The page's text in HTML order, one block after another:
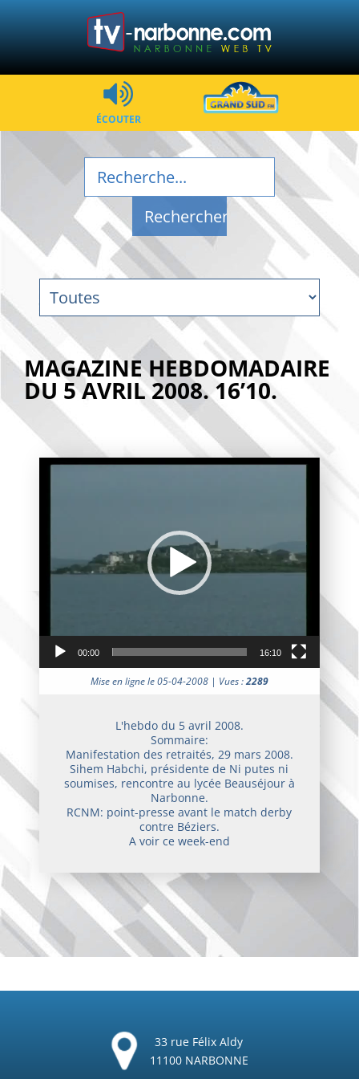
ÉCOUTER
MAGAZINE HEBDOMADAIRE
DU 5 AVRIL 2008. 16’10.
Lecteur
00:00 16:10
Mise en ligne le 05-04-2008 | Vues :2289
L'hebdo du 5 avril 2008.
Sommaire:
Manifestation des retraités, 29 mars 2008.
Sihem Habchi, présidente de Ni putes ni
soumises, rencontre au lycée Beauséjour à
Narbonne.
RCNM: point-presse avant le match derby
contre Béziers.
A voir ce week-end
33 rue Félix Aldy
11100 NARBONNE